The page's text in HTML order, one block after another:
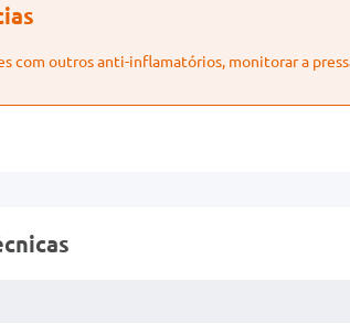
com outros anti-inflamatórios, monitorar a